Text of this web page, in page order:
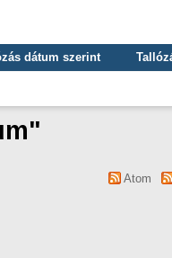
dátum szerint
Atom